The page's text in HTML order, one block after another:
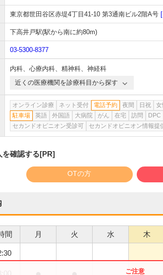
東京都世田谷区赤堤4丁目41-10 第3通南ビル2階A号
下高井戸駅(駅から南に約80m)
03-5300-8377
内科、 心療内科、 精神科、 神経科
近くの医療機関を診療科目から探す
オンライン診療 ネット受付 電話予約 夜間 日祝 女
駐車場
英語 外国語 大病院 がん 在宅 訪問 DPC
セカンドオピニオン受診可
セカンドオピニオン情報提
を確認する[PR]
OTの方
間 月 火 水 木